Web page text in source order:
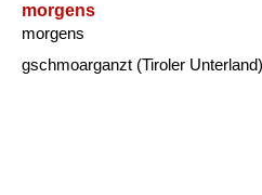
morgens
morgens
gschmoarganzt (Tiroler Unterland)